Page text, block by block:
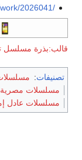
work/2026041/
مسلسل
تصنيفات: مسلسلات
مسلسلات مصرية إنتاج
مسلسلات عادل إمام